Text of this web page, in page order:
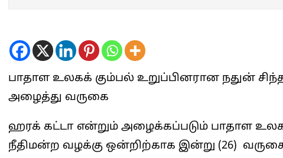
பாதாள உலகக் கும்பல் உறுப்பினரான நதுன்
அழைத்து வருகை
ஹரக் கட்டா என்றும் அழைக்கப்படும் பாதாள
நீதிமன்ற வழக்கு ஒன்றிற்காக இன்று (26)